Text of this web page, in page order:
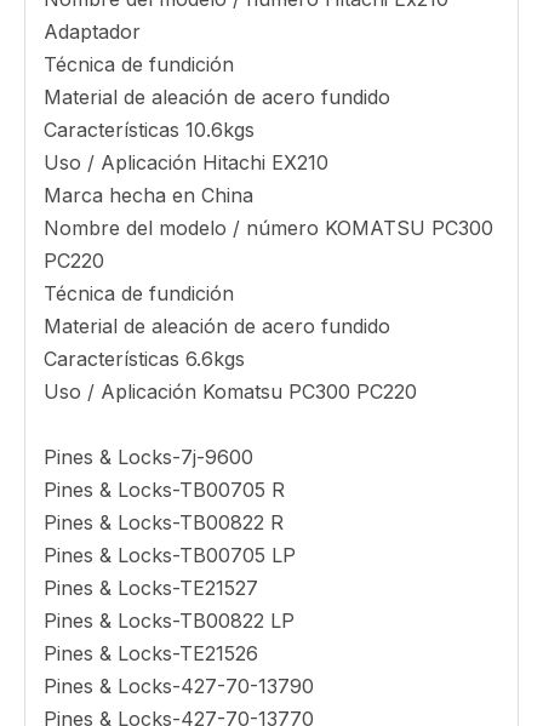
2) Material: 40 cr
3) Dureza: HRC38 ° -42 °
4) Intensidad: 10.9 Escalas
5) Superficie: según la solicitud del cliente
6) Dibujos de producción acogidos.
7) Productos de calidad con precios competitivos
proporcionados.
8) Uso: Earthmover, Construction, Minering &
Bulldozer
Nombre del modelo / número Hitachi Ex210
Adaptador
Material de aleación de acero fundido
Características 10.6kgs
Uso / Aplicación Hitachi EX210
Marca hecha en China
Nombre del modelo / número KOMATSU PC300
PC220
Técnica de fundición
Material de aleación de acero fundido
Características 6.6kgs